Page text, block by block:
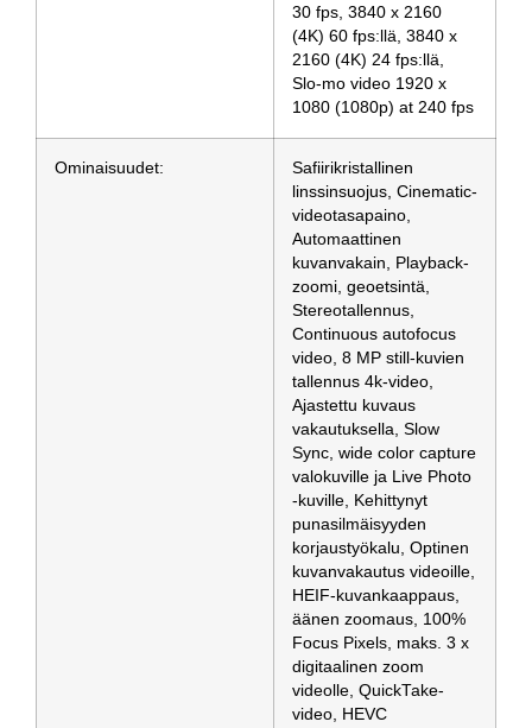
30 fps, 3840 x 2160
(4K) 60 fps:llä, 3840 x
2160 (4K) 24 fps:llä,
Slo-mo video 1920 x
1080 (1080p) at 240 fps
Ominaisuudet:
Safiirikristallinen
linssinsuojus, Cinematic-
videotasapaino,
Automaattinen
kuvanvakain, Playback-
zoomi, geoetsintä,
Stereotallennus,
Continuous autofocus
video, 8 MP still-kuvien
tallennus 4k-video,
Ajastettu kuvaus
vakautuksella, Slow
Sync, wide color capture
valokuville ja Live Photo
-kuville, Kehittynyt
punasilmäisyyden
korjaustyökalu, Optinen
kuvanvakautus videoille,
HEIF-kuvankaappaus,
äänen zoomaus, 100%
Focus Pixels, maks. 3 x
digitaalinen zoom
videolle, QuickTake-
video, HEVC